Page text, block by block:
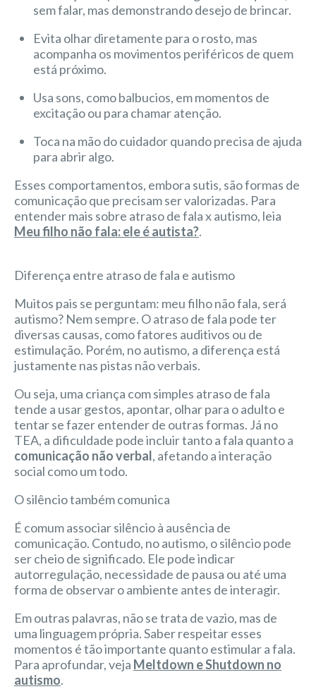
sem falar, mas demonstrando desejo de brincar.
Evita olhar diretamente para o rosto, mas
acompanha os movimentos periféricos de quem
está próximo.
Usa sons, como balbucios, em momentos de
excitação ou para chamar atenção.
Toca na mão do cuidador quando precisa de ajuda
para abrir algo.
Esses comportamentos, embora sutis, são formas de
comunicação que precisam ser valorizadas. Para
entender mais sobre atraso de fala x autismo, leia
Meu filho não fala: ele é autista?.
Diferença entre atraso de fala e autismo
Muitos pais se perguntam: meu filho não fala, será
autismo? Nem sempre. O atraso de fala pode ter
diversas causas, como fatores auditivos ou de
estimulação. Porém, no autismo, a diferença está
justamente nas pistas não verbais.
Ou seja, uma criança com simples atraso de fala
tende a usar gestos, apontar, olhar para o adulto e
tentar se fazer entender de outras formas. Já no
TEA, a dificuldade pode incluir tanto a fala quanto a
comunicação não verbal, afetando a interação
social como um todo.
O silêncio também comunica
É comum associar silêncio à ausência de
comunicação. Contudo, no autismo, o silêncio pode
ser cheio de significado. Ele pode indicar
autorregulação, necessidade de pausa ou até uma
forma de observar o ambiente antes de interagir.
Em outras palavras, não se trata de vazio, mas de
uma linguagem própria. Saber respeitar esses
momentos é tão importante quanto estimular a fala.
Para aprofundar, veja Meltdown e Shutdown no
autismo.